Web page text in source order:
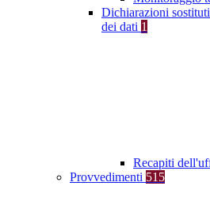
Dichiarazioni
dei dati 1
Recapiti
Provvedimenti 515